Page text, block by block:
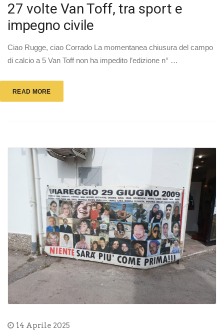
27 volte Van Toff, tra sport e
impegno civile
Ciao Rugge, ciao Corrado La momentanea chiusura del campo
di calcio a 5 Van Toff non ha impedito l’edizione n° …
READ MORE
14 Aprile 2025